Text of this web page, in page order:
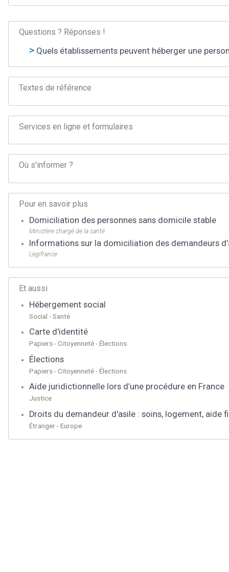
Questions ? Réponses !
Quels établissements peuvent héberger une
Textes de référence
Services en ligne et formulaires
Où s'informer ?
Pour en savoir plus
Domiciliation des personnes sans domicile stable
Ministère chargé de la santé
Informations sur la domiciliation des demandeurs
Legifrance
Et aussi
Hébergement social
Social - Santé
Carte d'identité
Papiers - Citoyenneté - Élections
Élections
Papiers - Citoyenneté - Élections
Aide juridictionnelle lors d’une procédure en France
Justice
Droits du demandeur d'asile : soins, logement, aide
Étranger - Europe